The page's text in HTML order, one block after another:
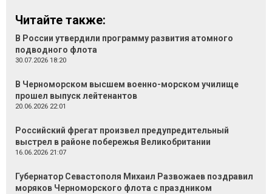
Читайте также:
В России утвердили программу развития атомного
подводного флота
30.07.2026 18:20
В Черноморском высшем военно-морском училище
прошел выпуск лейтенантов
20.06.2026 22:01
Российский фрегат произвел предупредительный
выстрел в районе побережья Великобритании
16.06.2026 21:07
Губернатор Севастополя Михаил Развожаев поздравил
моряков Черноморского флота с праздником